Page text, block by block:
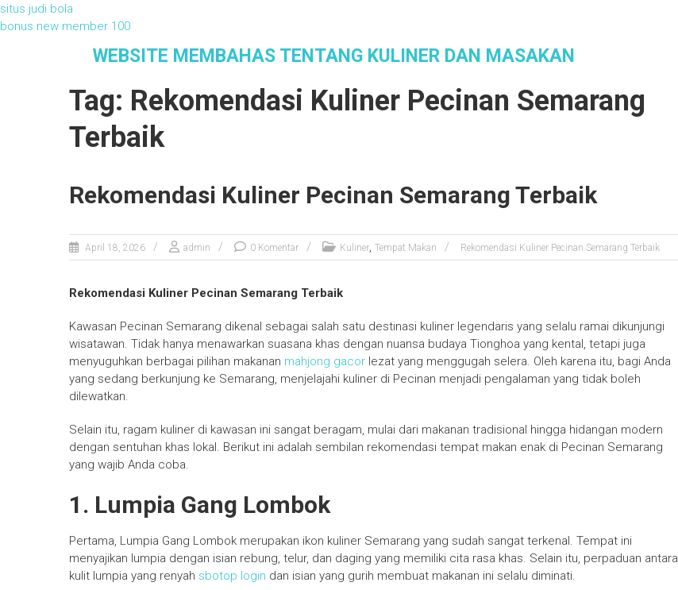
situs judi bola
bonus new member 100
WEBSITE MEMBAHAS TENTANG KULINER DAN MASAKAN
Tag: Rekomendasi Kuliner Pecinan Semarang
Terbaik
Rekomendasi Kuliner Pecinan Semarang Terbaik
April 18, 2026 admin 0 Komentar Kuliner, Tempat Makan Rekomendasi Kuliner Pecinan Semarang Terbaik
Rekomendasi Kuliner Pecinan Semarang Terbaik
Kawasan Pecinan Semarang dikenal sebagai salah satu destinasi kuliner legendaris yang selalu ramai dikunjungi
wisatawan. Tidak hanya menawarkan suasana khas dengan nuansa budaya Tionghoa yang kental, tetapi juga
menyuguhkan berbagai pilihan makanan mahjong gacor lezat yang menggugah selera. Oleh karena itu, bagi Anda
yang sedang berkunjung ke Semarang, menjelajahi kuliner di Pecinan menjadi pengalaman yang tidak boleh
dilewatkan.
Selain itu, ragam kuliner di kawasan ini sangat beragam, mulai dari makanan tradisional hingga hidangan modern
dengan sentuhan khas lokal. Berikut ini adalah sembilan rekomendasi tempat makan enak di Pecinan Semarang
yang wajib Anda coba.
1. Lumpia Gang Lombok
Pertama, Lumpia Gang Lombok merupakan ikon kuliner Semarang yang sudah sangat terkenal. Tempat ini
menyajikan lumpia dengan isian rebung, telur, dan daging yang memiliki cita rasa khas. Selain itu, perpaduan antara
kulit lumpia yang renyah sbotop login dan isian yang gurih membuat makanan ini selalu diminati.